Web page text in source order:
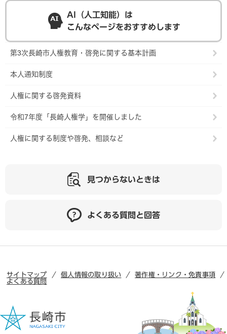
AI（人工知能）は
こんなページをおすすめします
第3次長崎市人権教育・啓発に関する基本計画
本人通知制度
人権に関する啓発資料
令和7年度「長崎人権学」を開催しました
人権に関する制度や啓発、相談など
見つからないときは
よくある質問と回答
サイトマップ 個人情報の取り扱い
著作権・リンク・免責事項
よくある質問